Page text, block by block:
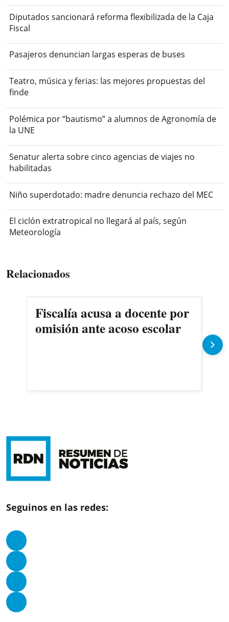
Diputados sancionará reforma flexibilizada de la Caja
Fiscal
Pasajeros denuncian largas esperas de buses
Teatro, música y ferias: las mejores propuestas del
finde
Polémica por “bautismo” a alumnos de Agronomía de
la UNE
Senatur alerta sobre cinco agencias de viajes no
habilitadas
Niño superdotado: madre denuncia rechazo del MEC
El ciclón extratropical no llegará al país, según
Meteorología
Relacionados
Fiscalía acusa a docente por
omisión ante acoso escolar
Seguinos en las redes: